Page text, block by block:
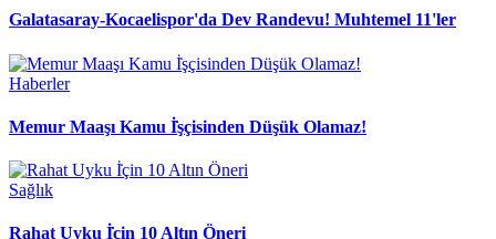
Galatasaray-Kocaelispor'da Dev Randevu! Muhtemel 11'ler
Haberler
Memur Maaşı Kamu İ̇şçisinden Düşük Olamaz!
Sağlık
Rahat Uyku İ̇çin 10 Altın Öneri